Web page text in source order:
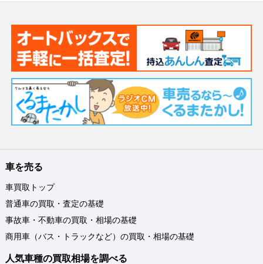
車を売る
車買取トップ
普通車の買取・査定の基礎
事故車・不動車の買取・相場の基礎
商用車（バス・トラックなど）の買取・相場の基礎
人気車種の買取相場を調べる